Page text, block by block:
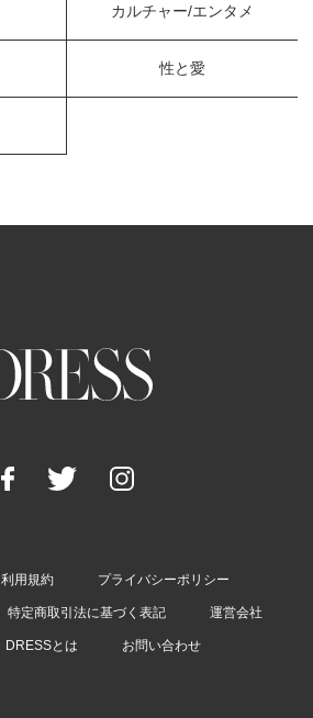
カルチャー/エンタメ
性と愛
利用規約 プライバシーポリシー
特定商取引法に基づく表記 運営会社
DRESSとは お問い合わせ